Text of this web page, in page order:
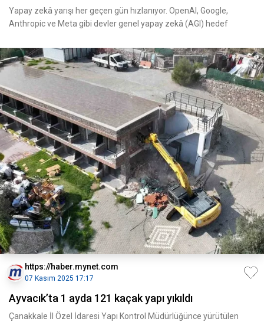
Yapay zekâ yarışı her geçen gün hızlanıyor. OpenAI, Google,
Anthropic ve Meta gibi devler genel yapay zekâ (AGI) hedef
https://haber.mynet.com
07 Kasım 2025 17:17
Ayvacık’ta 1 ayda 121 kaçak yapı yıkıldı
Çanakkale İl Özel İdaresi Yapı Kontrol Müdürlüğünce yürütülen